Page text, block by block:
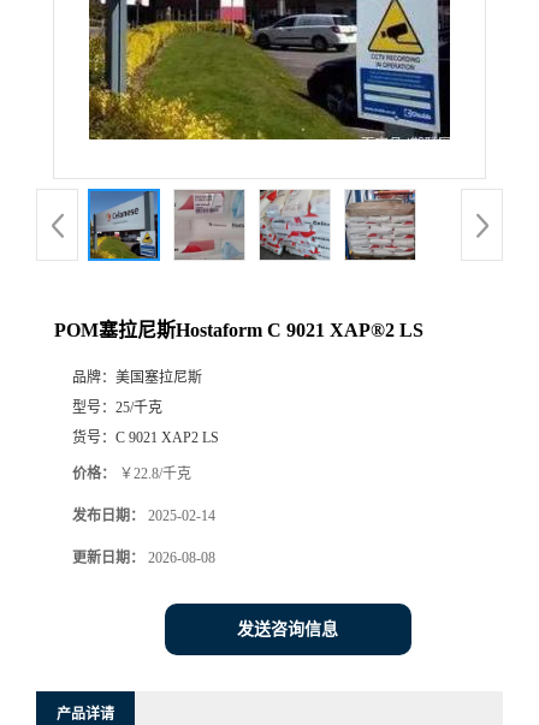
POM塞拉尼斯Hostaform C 9021 XAP®2 LS
品牌： 美国塞拉尼斯
型号： 25/千克
货号： C 9021 XAP2 LS
价格： ￥22.8/千克
发布日期： 2025-02-14
更新日期： 2026-08-08
发送咨询信息
产品详请